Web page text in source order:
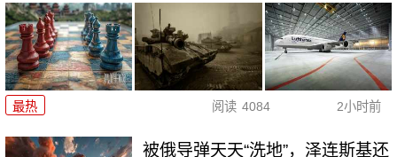
最热 阅读 4084 2小时前
被俄导弹天天“洗地”，泽连斯基还